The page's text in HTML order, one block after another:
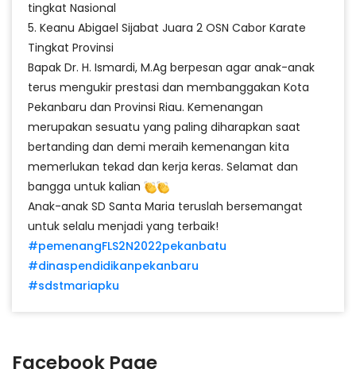
tingkat Nasional
5. Keanu Abigael Sijabat Juara 2 OSN Cabor Karate
Tingkat Provinsi
Bapak Dr. H. Ismardi, M.Ag berpesan agar anak-anak
terus mengukir prestasi dan membanggakan Kota
Pekanbaru dan Provinsi Riau. Kemenangan
merupakan sesuatu yang paling diharapkan saat
bertanding dan demi meraih kemenangan kita
memerlukan tekad dan kerja keras. Selamat dan
bangga untuk kalian
Anak-anak SD Santa Maria teruslah bersemangat
untuk selalu menjadi yang terbaik!
#pemenangFLS2N2022pekanbatu
#dinaspendidikanpekanbaru
#sdstmariapku
Facebook Page